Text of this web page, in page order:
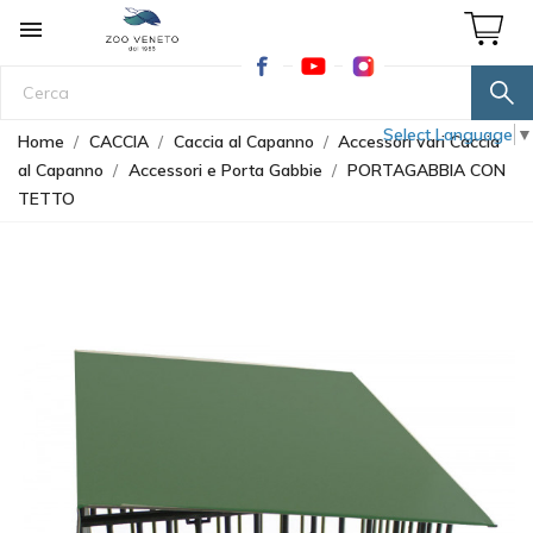
Select Language ▼

Home CACCIA Caccia al Capanno
Accessori vari Caccia
al Capanno
Accessori e Porta Gabbie
PORTAGABBIA CON
TETTO